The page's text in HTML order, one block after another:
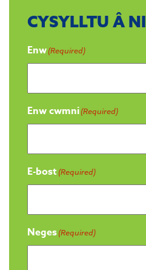
CYSYLLTU Â NI
Enw(Required)
Enw cwmni(Required)
E-bost (Required)
Neges(Required)